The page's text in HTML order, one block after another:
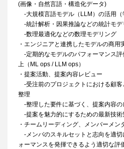
(画像・自然言語・構造化データ)
-大規模言語モデル（LLM）の活用（
-統計解析・因果推論などの統計モデ
-数理最適化などの数理モデリング
・エンジニアと連携したモデルの商用
-定期的なモデルのパフォーマンス評
上（ML ops / LLM ops）
・提案活動、提案内容レビュー
-受注前のプロジェクトにおける顧
整理
-整理した要件に基づく、提案内容
-提案を魅力的にするための最新技術
・チームリーディング、メンバーメン
-メンバのスキルセットと志向を適
ォーマンスを発揮できるよう適切な評